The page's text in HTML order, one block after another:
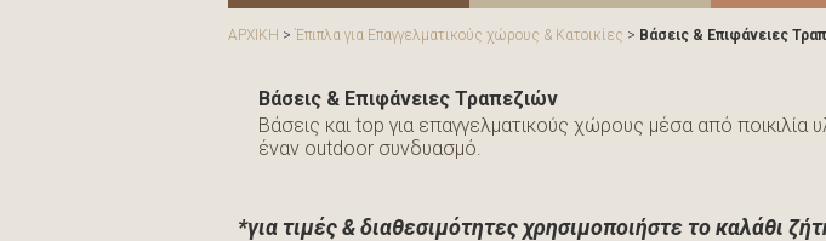
ΑΡΧΙΚΗ > Έπιπλα για Επαγγελματικούς χώρους & Κατοικίες > Βάσεις & Επιφάνειες
Βάσεις & Επιφάνειες Τραπεζιών
Βάσεις και top για επαγγελματικούς χώρους μέσα από ποικιλία
έναν outdoor συνδυασμό.
*για τιμές & διαθεσιμότητες χρησιμοποιήστε το καλάθι